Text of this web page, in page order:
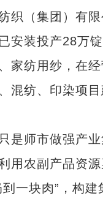
（集团）有限
安装投产28万
家纺用纱，在
纺、印染项目
师市做强产业
农副产品资源
一块肉”，构